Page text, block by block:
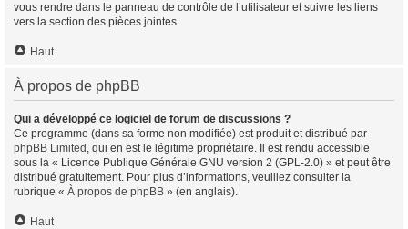
vous rendre dans le panneau de contrôle de l’utilisateur et suivre les liens
vers la section des pièces jointes.
Haut
À propos de phpBB
Qui a développé ce logiciel de forum de discussions ?
Ce programme (dans sa forme non modifiée) est produit et distribué par
phpBB Limited , qui en est le légitime propriétaire. Il est rendu accessible
sous la « Licence Publique Générale GNU version 2 (GPL-2.0) » et peut être
distribué gratuitement. Pour plus d’informations, veuillez consulter la
rubrique « À propos de phpBB » (en anglais).
Haut